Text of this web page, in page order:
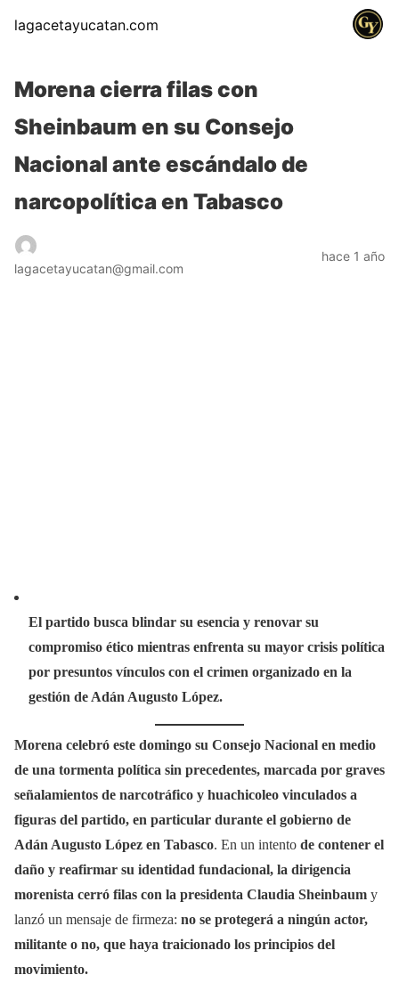
lagacetayucatan.com
Morena cierra filas con
Sheinbaum en su Consejo
Nacional ante escándalo de
narcopolítica en Tabasco
lagacetayucatan@gmail.com
hace 1 año
El partido busca blindar su esencia y renovar su
compromiso ético mientras enfrenta su mayor crisis política
por presuntos vínculos con el crimen organizado en la
gestión de Adán Augusto López.
Morena celebró este domingo su Consejo Nacional en medio
de una tormenta política sin precedentes, marcada por graves
señalamientos de narcotráfico y huachicoleo vinculados a
figuras del partido, en particular durante el gobierno de
Adán Augusto López en Tabasco. En un intento de contener el
daño y reafirmar su identidad fundacional, la dirigencia
morenista cerró filas con la presidenta Claudia Sheinbaum y
lanzó un mensaje de firmeza: no se protegerá a ningún actor,
militante o no, que haya traicionado los principios del
movimiento.